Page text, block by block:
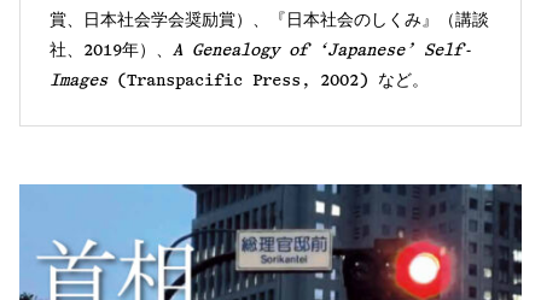
賞、日本社会学会奨励賞）、『日本社会のしくみ』（講談
社、2019年）、 A Genealogy of ‘Japanese’ Self-
Images(Transpacific Press, 2002) など。